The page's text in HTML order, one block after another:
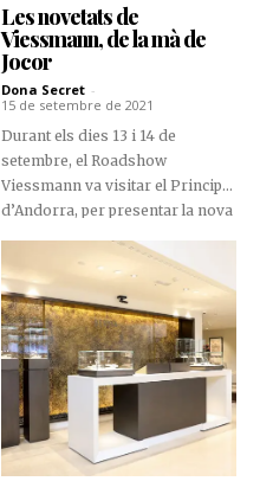
Les novetats de
Viessmann, de la mà de
Jocor
Dona Secret -
15 de setembre de 2021
Durant els dies 13 i 14 de
setembre, el Roadshow
Viessmann va visitar el Principat
d’Andorra, per presentar la nova
professionals del país.